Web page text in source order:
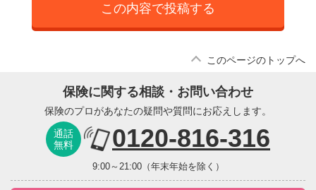
この内容で投稿する
このページのトップへ
保険に関する相談・お問い合わせ
保険のプロがあなたの疑問や質問にお応えします。
通話
無料
0120-816-316
9:00～21:00（年末年始を除く）